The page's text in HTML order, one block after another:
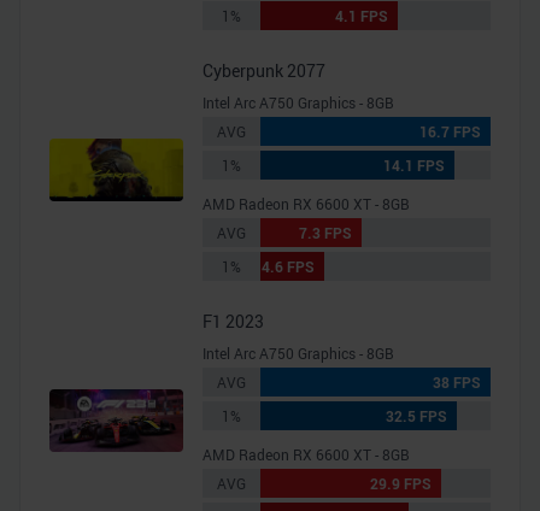
1%
4.1 FPS
Cyberpunk 2077
Intel Arc A750 Graphics - 8GB
AVG
16.7 FPS
1%
14.1 FPS
AMD Radeon RX 6600 XT - 8GB
AVG
7.3 FPS
1%
4.6 FPS
F1 2023
Intel Arc A750 Graphics - 8GB
AVG
38 FPS
1%
32.5 FPS
AMD Radeon RX 6600 XT - 8GB
AVG
29.9 FPS